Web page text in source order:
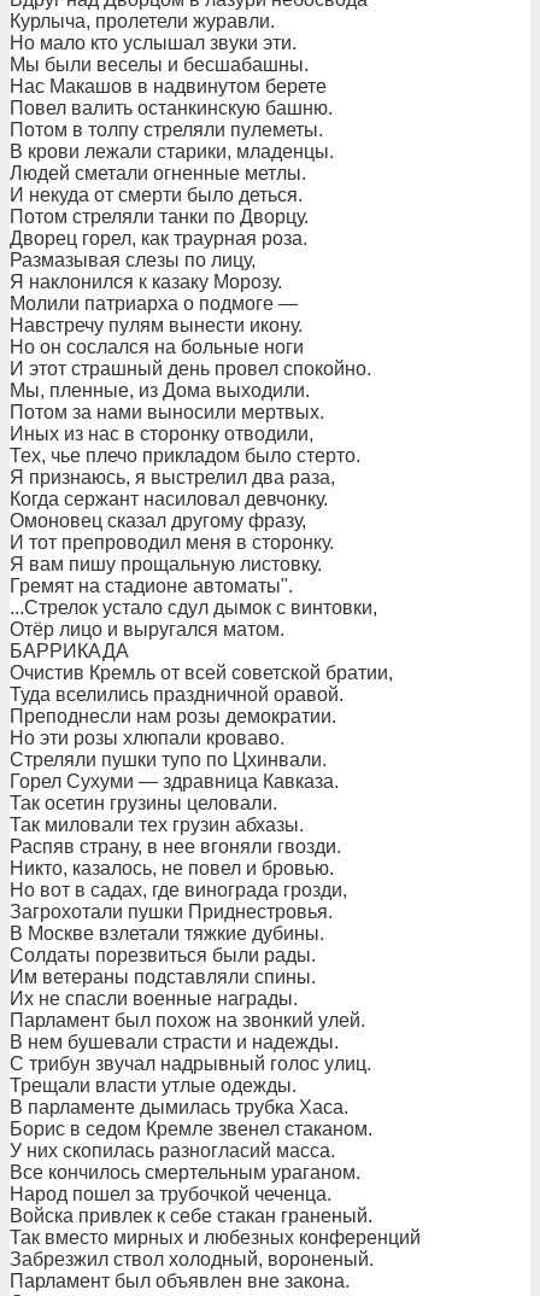
Курлыча, пролетели журавли.
Но мало кто услышал звуки эти.
Мы были веселы и бесшабашны.
Нас Макашов в надвинутом берете
Повел валить останкинскую башню.
Потом в толпу стреляли пулеметы.
В крови лежали старики, младенцы.
Людей сметали огненные метлы.
И некуда от смерти было деться.
Потом стреляли танки по Дворцу.
Дворец горел, как траурная роза.
Размазывая слезы по лицу,
Я наклонился к казаку Морозу.
Молили патриарха о подмоге —
Навстречу пулям вынести икону.
Но он сослался на больные ноги
И этот страшный день провел спокойно.
Мы, пленные, из Дома выходили.
Потом за нами выносили мертвых.
Иных из нас в сторонку отводили,
Тех, чье плечо прикладом было стерто.
Я признаюсь, я выстрелил два раза,
Когда сержант насиловал девчонку.
Омоновец сказал другому фразу,
И тот препроводил меня в сторонку.
Я вам пишу прощальную листовку.
Гремят на стадионе автоматы".
...Стрелок устало сдул дымок с винтовки,
Отёр лицо и выругался матом.
БАРРИКАДА
Очистив Кремль от всей советской братии,
Туда вселились праздничной оравой.
Преподнесли нам розы демократии.
Но эти розы хлюпали кроваво.
Стреляли пушки тупо по Цхинвали.
Горел Сухуми — здравница Кавказа.
Так осетин грузины целовали.
Так миловали тех грузин абхазы.
Распяв страну, в нее вгоняли гвозди.
Никто, казалось, не повел и бровью.
Но вот в садах, где винограда грозди,
Загрохотали пушки Приднестровья.
В Москве взлетали тяжкие дубины.
Солдаты порезвиться были рады.
Им ветераны подставляли спины.
Их не спасли военные награды.
Парламент был похож на звонкий улей.
В нем бушевали страсти и надежды.
С трибун звучал надрывный голос улиц.
Трещали власти утлые одежды.
В парламенте дымилась трубка Хаса.
Борис в седом Кремле звенел стаканом.
У них скопилась разногласий масса.
Все кончилось смертельным ураганом.
Народ пошел за трубочкой чеченца.
Войска привлек к себе стакан граненый.
Так вместо мирных и любезных конференций
Забрезжил ствол холодный, вороненый.
Парламент был объявлен вне закона.